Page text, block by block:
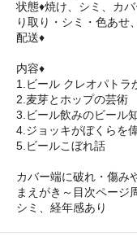
状態♦焼け、シミ、カ
り取り・シミ・色あせ
配送♦
内容♦
1.ビール クレオパトラ
2.麦芽とホップの芸術
3.ビール飲みのビール
4.ジョッキがぼくらを
5.ビールこぼれ話
カバー端に破れ・傷み
まえがき～目次ページ
シミ、経年感あり